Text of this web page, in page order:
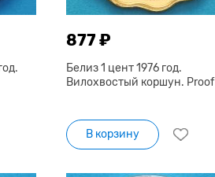
877 ₽
Белиз 1 цент 1976 год.
Вилохвостый коршун. Proof
В корзину